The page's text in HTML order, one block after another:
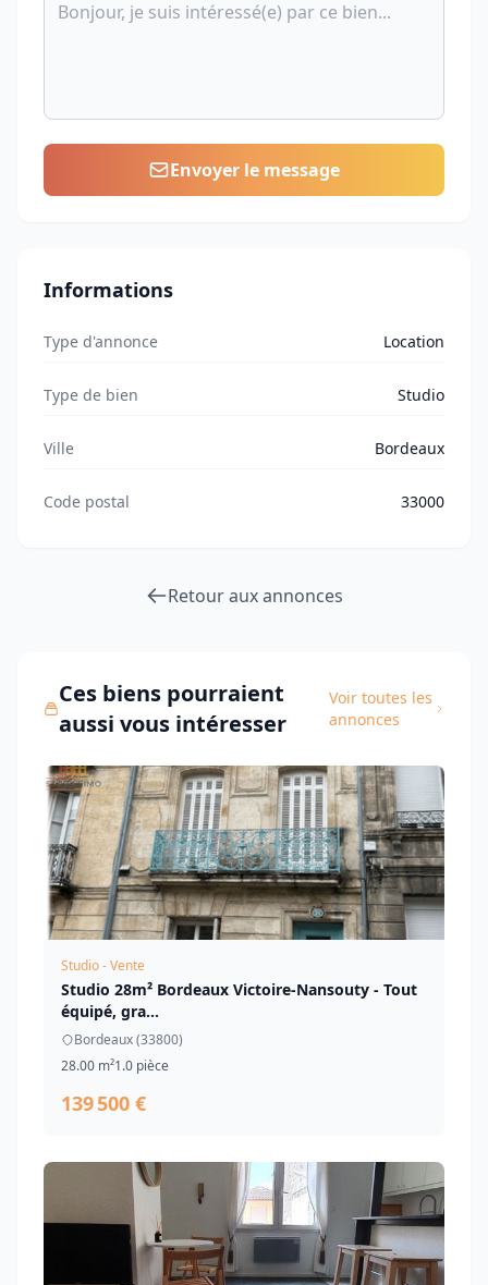
Envoyer le message
Informations
Type d'annonce Location
Type de bien Studio
Ville Bordeaux
Code postal 33000
Retour aux annonces
Ces biens pourraient
aussi vous intéresser
Voir toutes les
annonces
Studio - Vente
Studio 28m² Bordeaux Victoire-Nansouty - Tout
équipé, gra...
Bordeaux (33800)
28.00 m²1.0 pièce
139 500 €